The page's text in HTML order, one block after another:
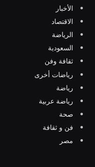
الأخبار
الاقتصاد
الرياضة
السعودية
ثقافة وفن
رياضات أخرى
رياضة
رياضة عربية
صحة
فن و ثقافة
مصر